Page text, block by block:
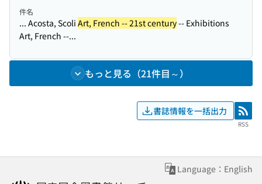
件名
... Acosta, Scoli Art, French -- 21st century-- Exhibitions
Art, French --...
もっと見る（21件目～）
書誌情報を一括出力 RSS
RSS
Language：English